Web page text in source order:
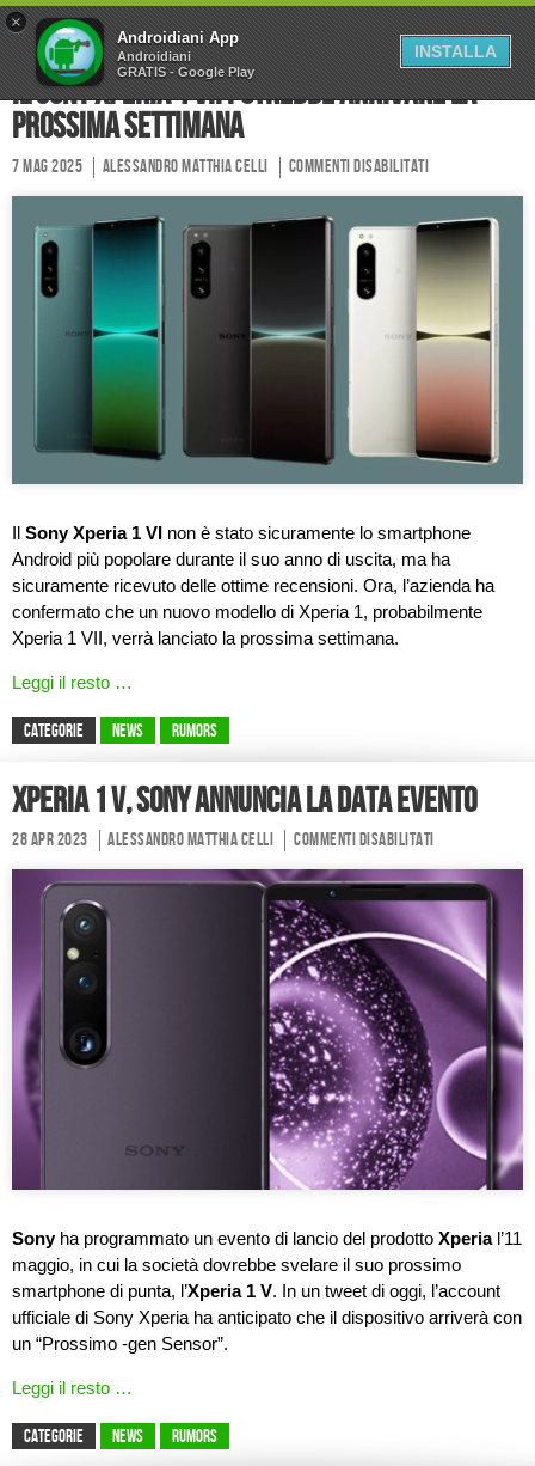
Home Forum
Chi Siamo
Collabora
Contatti
Il Sony Xperia 1 VII potrebbe arrivare la
prossima settimana
7 Mag 2025 Alessandro Matthia Celli Commenti disabilitati
Il Sony Xperia 1 VI non è stato sicuramente lo smartphone
Android più popolare durante il suo anno di uscita, ma ha
sicuramente ricevuto delle ottime recensioni. Ora, l’azienda ha
confermato che un nuovo modello di Xperia 1, probabilmente
Xperia 1 VII, verrà lanciato la prossima settimana.
Leggi il resto …
CATEGORIE News Rumors
Xperia 1 V, Sony annuncia la data evento
28 Apr 2023 Alessandro Matthia Celli Commenti disabilitati
Sonyha programmato un evento di lancio del prodotto Xperial’11
maggio, in cui la società dovrebbe svelare il suo prossimo
smartphone di punta, l’Xperia 1 V. In un tweet di oggi, l’account
ufficiale di Sony Xperia ha anticipato che il dispositivo arriverà con
un “Prossimo -gen Sensor”.
Leggi il resto …
CATEGORIE News Rumors
×
Androidiani App
Androidiani
GRATIS - Google Play
INSTALLA